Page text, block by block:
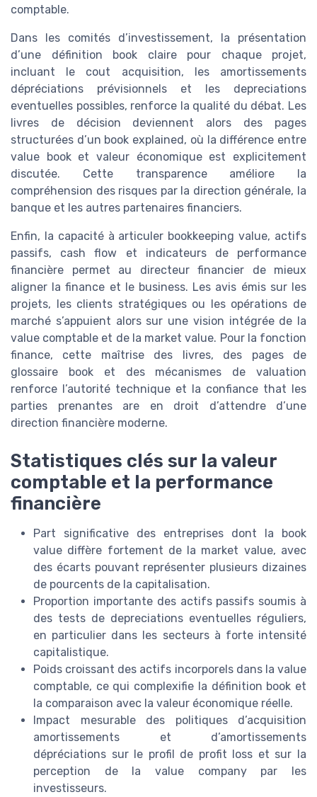
comptable.
Dans les comités d’investissement, la présentation
d’une définition book claire pour chaque projet,
incluant le cout acquisition, les amortissements
dépréciations prévisionnels et les depreciations
eventuelles possibles, renforce la qualité du débat. Les
livres de décision deviennent alors des pages
structurées d’un book explained, où la différence entre
value book et valeur économique est explicitement
discutée. Cette transparence améliore la
compréhension des risques par la direction générale, la
banque et les autres partenaires financiers.
Enfin, la capacité à articuler bookkeeping value, actifs
passifs, cash flow et indicateurs de performance
financière permet au directeur financier de mieux
aligner la finance et le business. Les avis émis sur les
projets, les clients stratégiques ou les opérations de
marché s’appuient alors sur une vision intégrée de la
value comptable et de la market value. Pour la fonction
finance, cette maîtrise des livres, des pages de
glossaire book et des mécanismes de valuation
renforce l’autorité technique et la confiance that les
parties prenantes are en droit d’attendre d’une
direction financière moderne.
Statistiques clés sur la valeur
comptable et la performance
financière
Part significative des entreprises dont la book
value diffère fortement de la market value, avec
des écarts pouvant représenter plusieurs dizaines
de pourcents de la capitalisation.
Proportion importante des actifs passifs soumis à
des tests de depreciations eventuelles réguliers,
en particulier dans les secteurs à forte intensité
capitalistique.
Poids croissant des actifs incorporels dans la value
comptable, ce qui complexifie la définition book et
la comparaison avec la valeur économique réelle.
Impact mesurable des politiques d’acquisition
amortissements et d’amortissements
dépréciations sur le profil de profit loss et sur la
perception de la value company par les
investisseurs.